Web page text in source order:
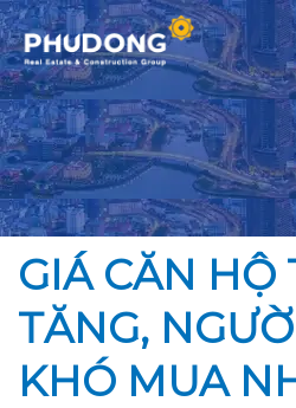
Skip
to
content
GIÁ CĂN HỘ
TĂNG,
KHÓ MUA